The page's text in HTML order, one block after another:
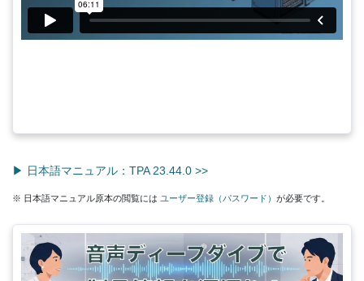
▶ 日本語マニュアル：TPA 23.44.0 >>
※ 日本語マニュアル原本の閲覧には ユーザー登録（パスワード） が必要です。